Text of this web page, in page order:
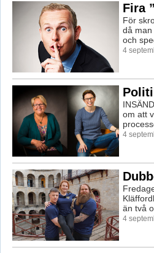
Fira
För
då
och
4
om att
4
än två
4